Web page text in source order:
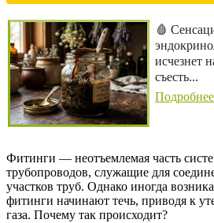
🩸
исчезнет
съесть...
Подробнее
Фитинги — неотъемлемая часть
трубопроводов, служащие для
участков труб. Однако иногда
фитинги начинают течь, приводя к
газа. Почему так происходит?